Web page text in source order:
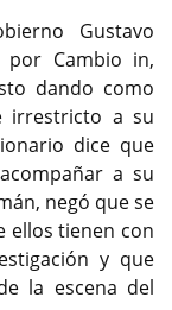
Gustavo
por Cambio in,
dando como
irrestricto a su
dice que
a su
negó que se
ellos tienen con
y que
la escena del